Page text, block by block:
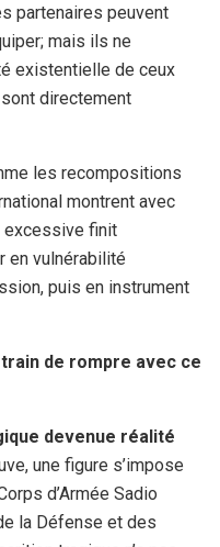
partenaires peuvent
mais ils ne
existentielle de ceux
directement
les recompositions
montrent avec
excessive finit
en vulnérabilité
puis en instrument
train de rompre avec ce
devenue réalité
une figure s’impose
d’Armée Sadio
la Défense et des